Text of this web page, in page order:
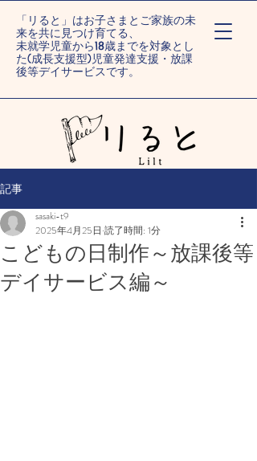
「リると」はお子さまとご家族の未
来を共に見つけ育てる、
未就学児童から18歳までを対象とし
た(成長支援型)児童発達支援・放課
後等デイサービスです。
記事
こどもの日制作～放課後等
デイサービス編～
sasaki-t9
2025年4月25日 読了時間: 1分